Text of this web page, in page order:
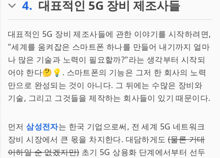
4. 대표적인 5G 장비 제조사들
대표적인 5G 장비 제조사들에 관한 이야기를 시작하려면,
"세계를 움켜잡은 스마트폰 하나를 만들어 내기까지 얼마
나 많은 기술과 노력이 필요할까?"라는 생각부터 시작되
어야 한다🤔💡. 스마트폰의 기능은 그저 한 회사의 노력
만으로 완성되는 것이 아니다. 그 뒤에는 수많은 장비와
기술, 그리고 그것들을 제작하는 회사들이 있기 때문이다.
먼저삼성전자는 한국 기업으로써, 전 세계 5G 네트워크
장비 시장에서 큰 몫을 차지한다. 대담하게도 (물론 기대
이하일 순 없겠지만)초기 5G 상용화 단계에서부터 선두